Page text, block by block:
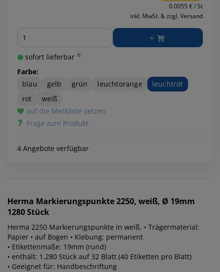
0.0055 € / St
inkl. MwSt. & zzgl. Versand
Menge
sofort lieferbar ¹⁾
Farbe:
blau
gelb grün leuchtorange
leuchtrot
rot
weiß
auf die Merkliste setzen
Frage zum Produkt
4 Angebote verfügbar
Herma Markierungspunkte 2250, weiß, Ø 19mm
1280 Stück
Herma 2250 Markierungspunkte in weiß. • Trägermaterial:
Papier • auf Bogen • Klebung: permanent
• Etikettenmaße: 19mm (rund)
• enthält: 1.280 Stück auf 32 Blatt (40 Etiketten pro Blatt)
• Geeignet für: Handbeschriftung